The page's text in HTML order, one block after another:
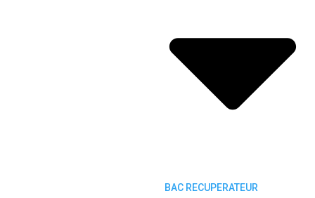
BAC RECUPERATEUR